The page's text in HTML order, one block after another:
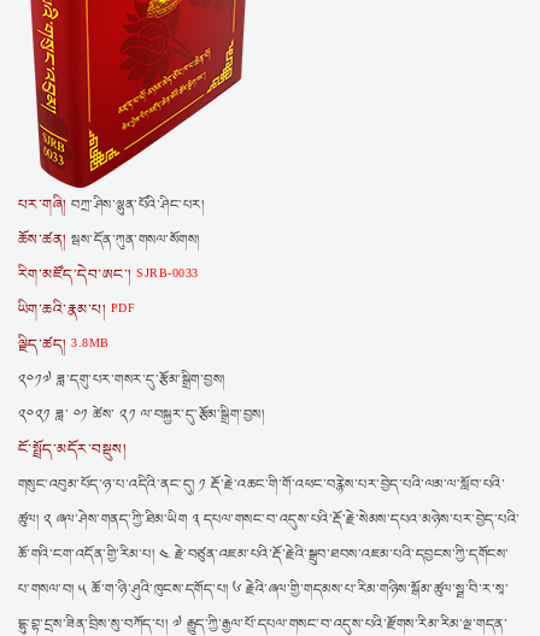
པར་གཞི།བཀྲ་ཤིས་ལྷུན་པོའི་ཤིང་པར།
ཆོས་ཚན།སྦས་དོན་ཀུན་གསལ་སོགས།
རིག་མཛོད་དེབ་ཨང་།SJRB-0033
ཡིག་ཆའི་རྣམ་པ། PDF
ལྗིད་ཚད།3.8MB
༢༠༡༧ ཟླ་དགུ་པར་གསར་དུ་རྩོམ་སྒྲིག་བྱས།
༢༠༢༡ ཟླ་ ༠༡ ཚེས་ ༢༡ ལ་བསྐྱར་དུ་རྩོམ་སྒྲིག་བྱས།
ངོ་སྤྲོད་མདོར་བསྡུས།
གསུང་འབུམ་པོད་ཉ་པ་འདིའི་ནང་དུ། ༡ རྡོ་རྗེ་འཆང་གི་གོ་འཕང་བརྙེས་པར་བྱེད་པའི་ལམ་ལ་སློབ་པའི་
ཚུལ། ༢ ཞལ་ཤེས་གནད་ཀྱི་ཐིམ་ཡིག ༣ དཔལ་གསང་བ་འདུས་པའི་རྡོ་རྗེ་སེམས་དཔའ་མཉེས་པར་བྱེད་པའི་
ཆོ་གའི་ངག་འདོན་གྱི་རིམ་པ། ༤ རྗེ་བཙུན་འཇམ་པའི་རྡོ་རྗེའི་སྒྲུབ་ཐབས་འཇམ་པའི་དབྱངས་ཀྱི་དགོངས་
པ་གསལ་བ། ༥ ཆོ་ག་ཉི་ཤུའི་ཁུངས་དགོད་པ། ༦ རྗེའི་ཞལ་གྱི་གདམས་པ་རིམ་གཉིས་སྒོམ་ཚུལ་སྠ་བི་ར་སཱ་
དྷུ་བྷ་དྲས་ཟིན་བྲིས་སུ་བཀོད་པ། ༧ རྒྱུད་ཀྱི་རྒྱལ་པོ་དཔལ་གསང་བ་འདུས་པའི་རྫོགས་རིམ་རིམ་ལྔ་གདན་